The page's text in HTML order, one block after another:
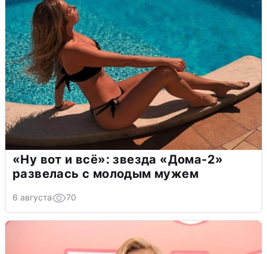
«Ну вот и всё»: звезда «Дома-2»
развелась с молодым мужем
6 августа 70